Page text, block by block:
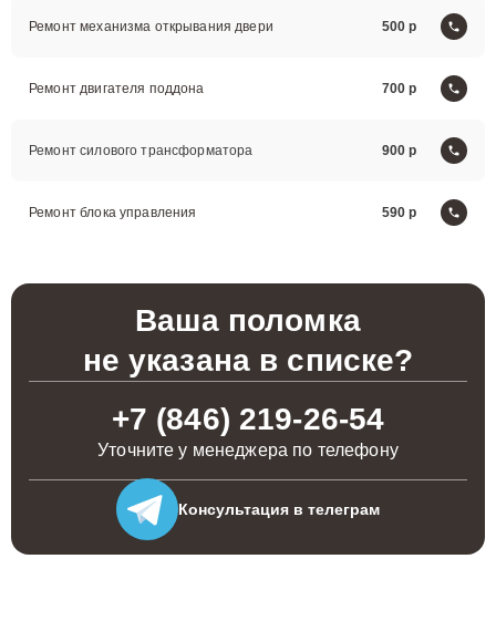
Ремонт механизма открывания двери 500
Ремонт двигателя поддона 700
Ремонт силового трансформатора 900
Ремонт блока управления 590
Ваша поломка
не указана в списке?
+7 (846) 219-26-54
Уточните у менеджера по телефону
Консультация в телеграм